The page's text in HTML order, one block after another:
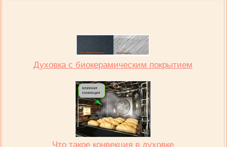
Духовка с биокерамическим покрытием
Что такое конвекция в духовке